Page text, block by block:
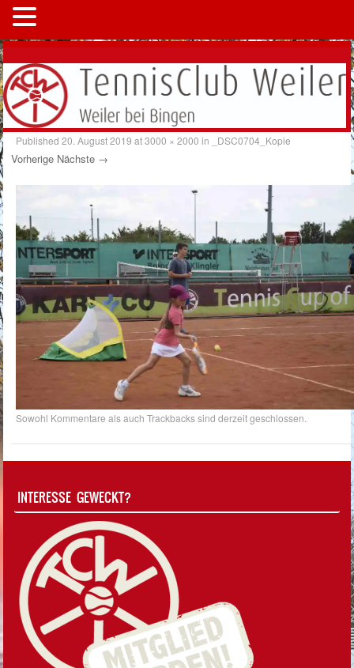
Published20. August 2019 at3000 × 2000 in _DSC0704_Kopie
Vorherige Nächste →
Sowohl Kommentare als auch Trackbacks sind derzeit geschlossen.
INTERESSE GEWECKT?